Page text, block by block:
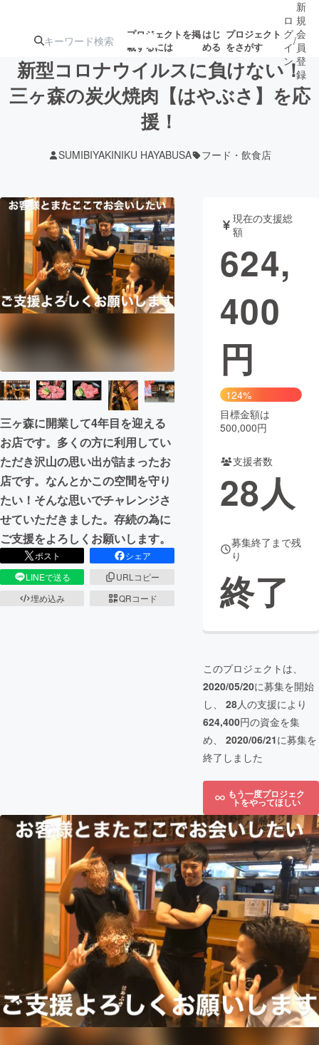
プロジェクトを掲
載するには
はじ
める
プロジェクト
をさがす
注目の新着プロ
テクノロジー・ガジェット
映像・映画 書籍・雑誌
ビジネス・起業 チャレンジ
まちづくり・地域活性化
CAMPFIRE for Social Good CAMPFIRE Creation
CAMPFIREふるさと納税
コミュニティ
ロ
グ
イ
ン
/
新
規
会
員
登
録
新型コロナウイルスに負けない！
三ヶ森の炭火焼肉【はやぶさ】を応
援！
SUMIBIYAKINIKU HAYABUSA フード・飲食店
三ヶ森に開業して4年目を迎える
お店です。多くの方に利用してい
ただき沢山の思い出が詰まったお
店です。なんとかこの空間を守り
たい！そんな思いでチャレンジさ
せていただきました。存続の為に
ご支援をよろしくお願いします。
ポスト
シェア
LINEで送る
URLコピー
埋め込み
QRコード
現在の支援総
額
624,
400
円
124%
目標金額は
500,000円
支援者数
28人
募集終了まで残
り
終了
このプロジェクトは、
2020/05/20に募集を開始
し、 28人の支援により
624,400円の資金を集
め、 2020/06/21に募集を
終了しました
もう一度プロジェク
トをやってほしい